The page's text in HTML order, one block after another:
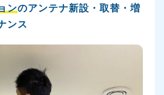
ンのアンテナ新設・取替・増
ンス